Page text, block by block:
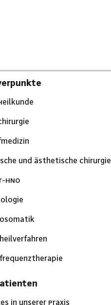
und ästhetische Chirurgie
HNO
in unserer Praxis